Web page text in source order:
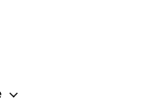
FENÊTREFENÊTRE
NOUVELLE FENÊTRE
UNE NOUVELLE FENÊTRE